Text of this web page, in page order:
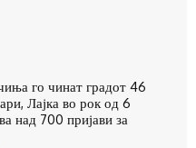
го чинат градот 46
Лајка во рок од 6
над 700 пријави за